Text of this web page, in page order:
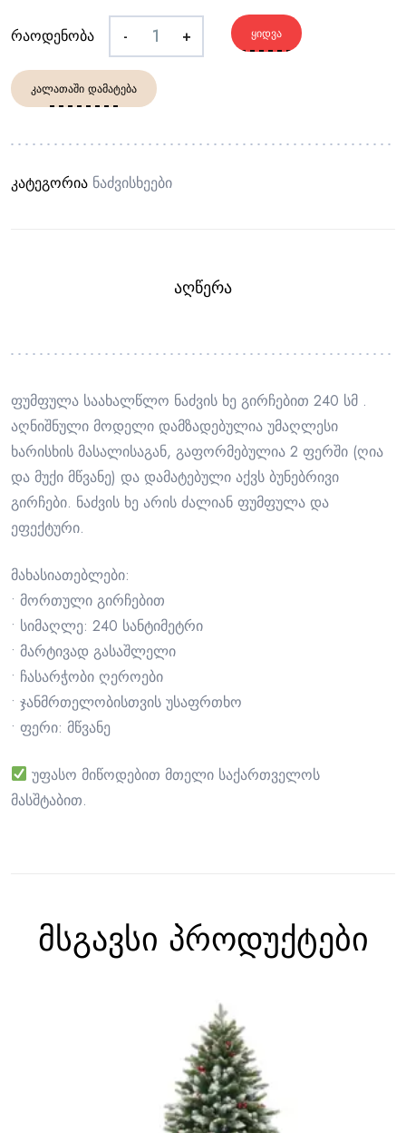
რაოდენობა - + ᲧᲘᲓᲕᲐ
ᲙᲐᲚᲐᲗᲐᲨᲘ ᲓᲐᲛᲐᲢᲔᲑᲐ
კატეგორია Ნაძვისხეები
ᲐᲦᲬᲔᲠᲐ
ფუმფულა საახალწლო ნაძვის ხე გირჩებით 240 სმ .
აღნიშნული მოდელი დამზადებულია უმაღლესი
ხარისხის მასალისაგან, გაფორმებულია 2 ფერში (ღია
და მუქი მწვანე) და დამატებული აქვს ბუნებრივი
გირჩები. ნაძვის ხე არის ძალიან ფუმფულა და
ეფექტური.
მახასიათებლები:
• მორთული გირჩებით
• სიმაღლე: 240 სანტიმეტრი
• მარტივად გასაშლელი
• ჩასარჭობი ღეროები
• ჯანმრთელობისთვის უსაფრთხო
• ფერი: მწვანე
უფასო მიწოდებით მთელი საქართველოს
მასშტაბით.
მსგავსი პროდუქტები